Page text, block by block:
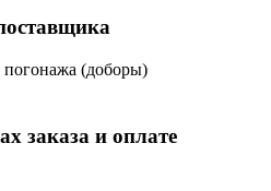
погонажа (доборы)
заказа и оплате